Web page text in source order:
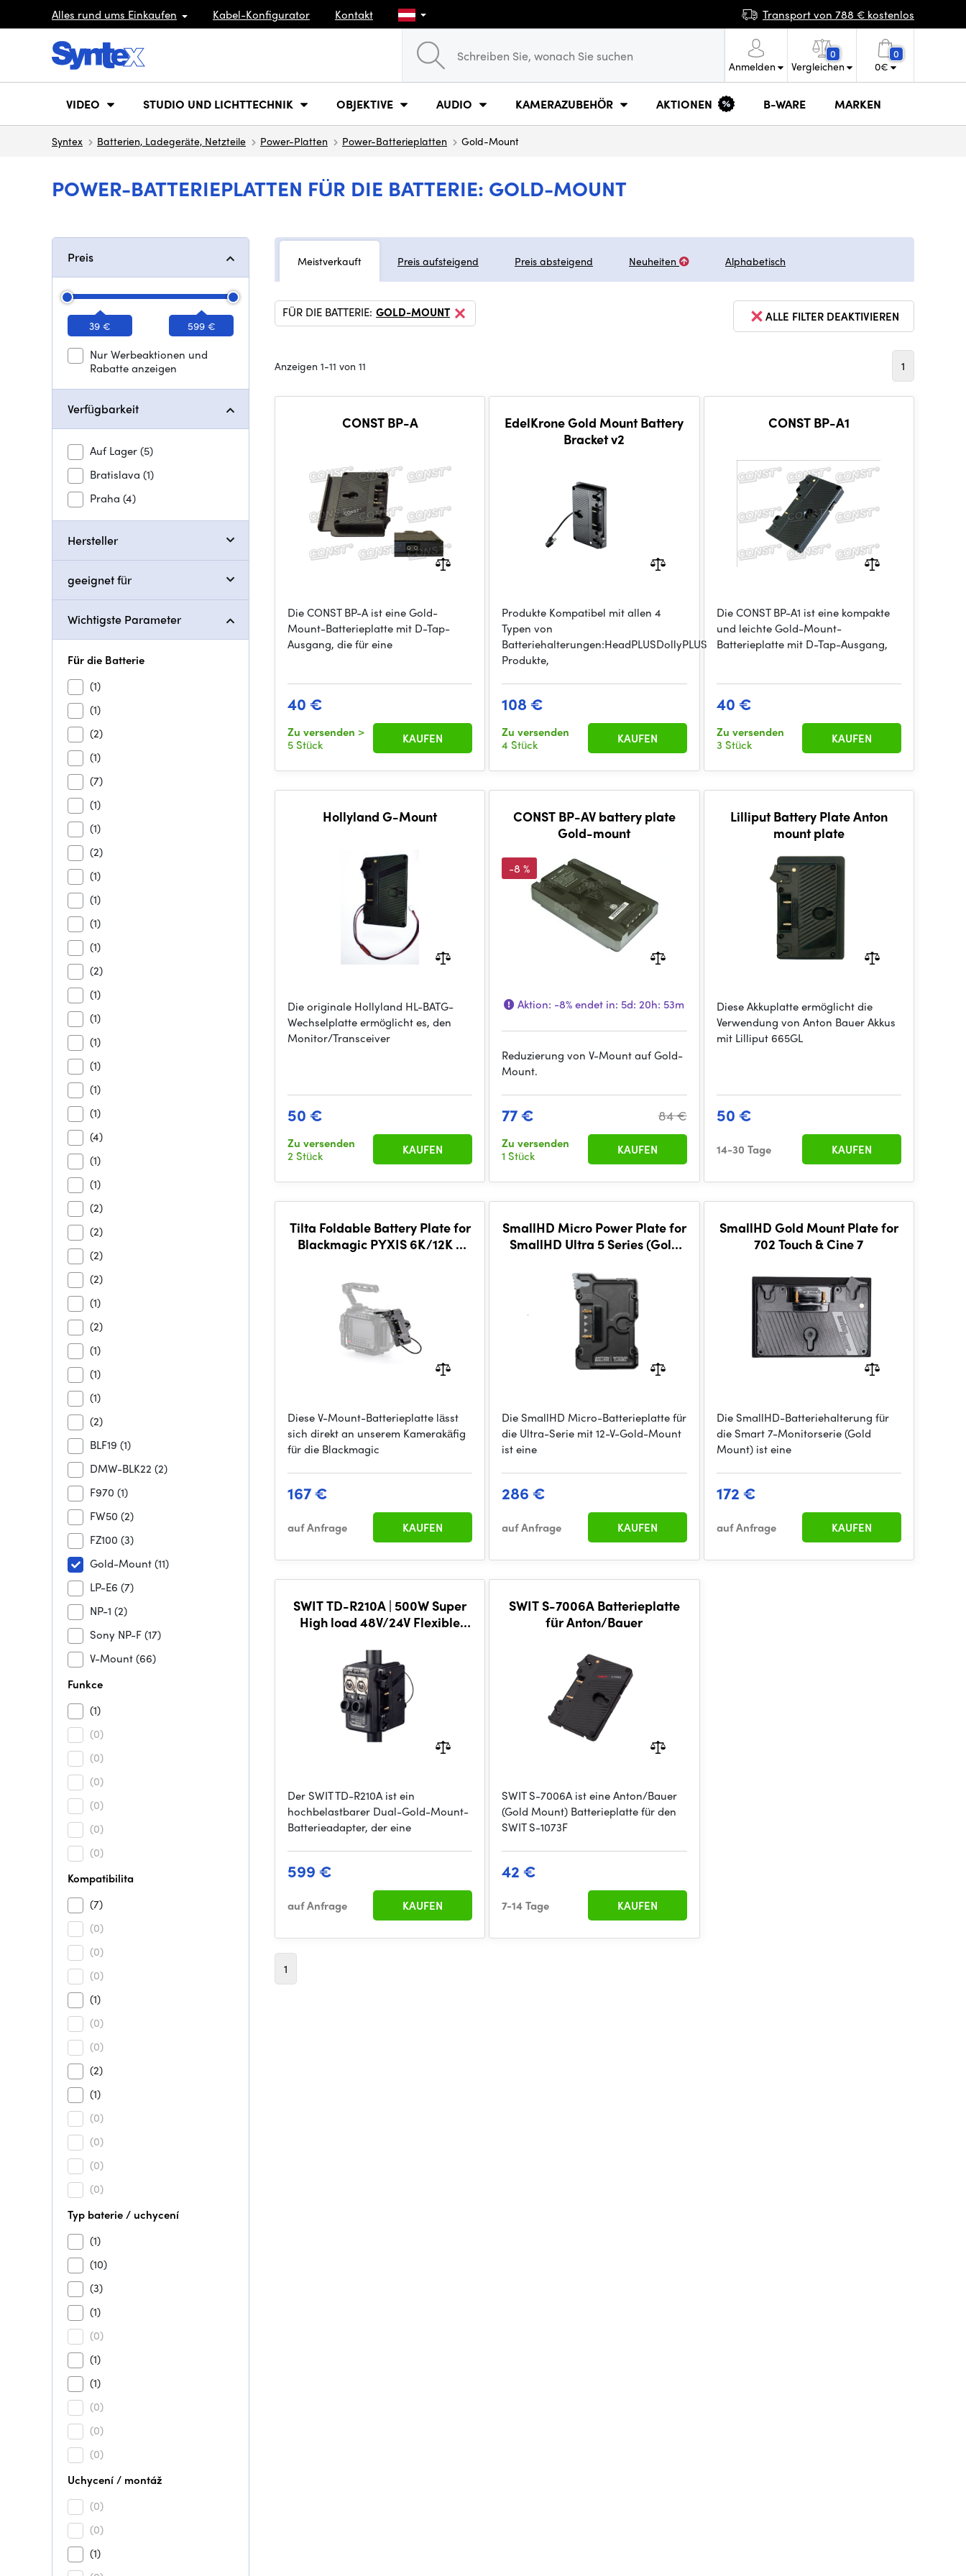
Alles rund ums Einkaufen Kabel-Konfigurator Kontakt Transport von 788 € kostenlos
Anmelden
0
Vergleichen
0
0€
VIDEO STUDIO UND LICHTTECHNIK OBJEKTIVE AUDIO KAMERAZUBEHÖR AKTIONEN B-WARE MARKEN
Syntex Batterien, Ladegeräte, Netzteile Power-Platten Power-Batterieplatten Gold-Mount
POWER-BATTERIEPLATTEN FÜR DIE BATTERIE: GOLD-MOUNT
Preis
39 € 599 €
Nur Werbeaktionen und
Rabatte anzeigen
Verfügbarkeit
Auf Lager(5)
Bratislava (1)
Praha (4)
Hersteller
geeignet für
Wichtigste Parameter
Für die Batterie
(1)
(1)
(2)
(1)
(7)
(1)
(1)
(2)
(1)
(1)
(1)
(1)
(2)
(1)
(1)
(1)
(1)
(1)
(1)
(4)
(1)
(1)
(2)
(2)
(2)
(2)
(1)
(2)
(1)
(1)
(1)
(2)
BLF19 (1)
DMW-BLK22 (2)
F970 (1)
FW50 (2)
FZ100 (3)
Gold-Mount(11)
LP-E6 (7)
NP-1 (2)
Sony NP-F(17)
V-Mount(66)
Funkce
(1)
(0)
(0)
(0)
(0)
(0)
(0)
Kompatibilita
(7)
(0)
(0)
(0)
(1)
(0)
(0)
(2)
(1)
(0)
(0)
(0)
(0)
Typ baterie / uchycení
(1)
(10)
(3)
(1)
(0)
(1)
(1)
(0)
(0)
(0)
Uchycení / montáž
(0)
(0)
(1)
Meistverkauft Preis aufsteigend Preis absteigend Neuheiten Alphabetisch
ALLE FILTER DEAKTIVIEREN
FÜR DIE BATTERIE: GOLD-MOUNT
Anzeigen 1-11 von 11 1
CONST BP-A
Die CONST BP-A ist eine Gold-
Mount-Batterieplatte mit D-Tap-
Ausgang, die für eine
40 €
Zu versenden >
5 Stück
KAUFEN
EdelKrone Gold Mount Battery
Bracket v2
Produkte Kompatibel mit allen 4
Typen von
Batteriehalterungen:HeadPLUSDollyPLUS
Produkte,
108 €
Zu versenden
4 Stück
KAUFEN
CONST BP-A1
Die CONST BP-A1 ist eine kompakte
und leichte Gold-Mount-
Batterieplatte mit D-Tap-Ausgang,
40 €
Zu versenden
3 Stück
KAUFEN
Hollyland G-Mount
Die originale Hollyland HL-BATG-
Wechselplatte ermöglicht es, den
Monitor/Transceiver
50 €
Zu versenden
2 Stück
KAUFEN
CONST BP-AV battery plate
Gold-mount
-8 %
Aktion: -8%endet in: 5d: 20h: 53m
Reduzierung von V-Mount auf Gold-
Mount.
77 € 84 €
Zu versenden
1 Stück
KAUFEN
Lilliput Battery Plate Anton
mount plate
Diese Akkuplatte ermöglicht die
Verwendung von Anton Bauer Akkus
mit Lilliput 665GL
50 €
14-30 Tage KAUFEN
Tilta Foldable Battery Plate for
Blackmagic PYXIS 6K/12K -
Diese V-Mount-Batterieplatte lässt
sich direkt an unserem Kamerakäfig
für die Blackmagic
167 €
auf Anfrage KAUFEN
SmallHD Micro Power Plate for
SmallHD Ultra 5 Series (Gold
Die SmallHD Micro-Batterieplatte für
die Ultra-Serie mit 12-V-Gold-Mount
ist eine
286 €
auf Anfrage KAUFEN
SmallHD Gold Mount Plate for
702 Touch & Cine 7
Die SmallHD-Batteriehalterung für
die Smart 7-Monitorserie (Gold
Mount) ist eine
172 €
auf Anfrage KAUFEN
SWIT TD-R210A | 500W Super
High load 48V/24V Flexible
dual batterieS, Gol
Der SWIT TD-R210A ist ein
hochbelastbarer Dual-Gold-Mount-
Batterieadapter, der eine
599 €
auf Anfrage KAUFEN
SWIT S-7006A Batterieplatte
für Anton/Bauer
SWIT S-7006A ist eine Anton/Bauer
(Gold Mount) Batterieplatte für den
SWIT S-1073F
42 €
7-14 Tage KAUFEN
1